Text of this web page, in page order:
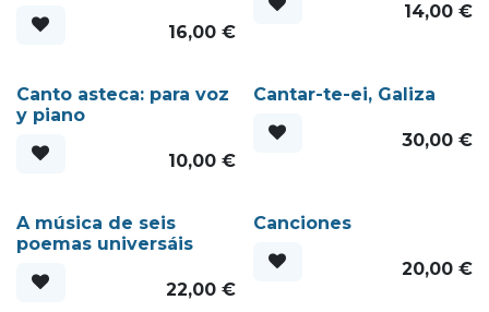
16,00€
14,00€
Canto asteca: para voz
y piano
10,00€
Cantar-te-ei, Galiza
30,00€
A música de seis
poemas universáis
22,00€
Canciones
20,00€